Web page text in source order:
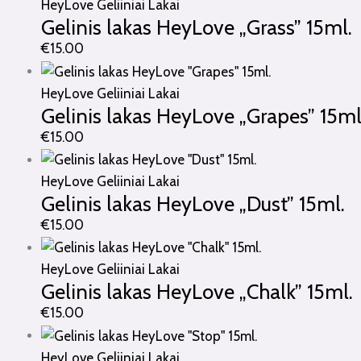
HeyLove Geliiniai Lakai
Gelinis lakas HeyLove „Grass” 15ml.
€15.00
HeyLove Geliiniai Lakai
Gelinis lakas HeyLove „Grapes”
€15.00
HeyLove Geliiniai Lakai
Gelinis lakas HeyLove „Dust” 15ml.
€15.00
HeyLove Geliiniai Lakai
Gelinis lakas HeyLove „Chalk” 15ml.
€15.00
HeyLove Geliiniai Lakai